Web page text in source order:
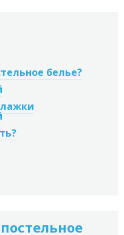
белье?